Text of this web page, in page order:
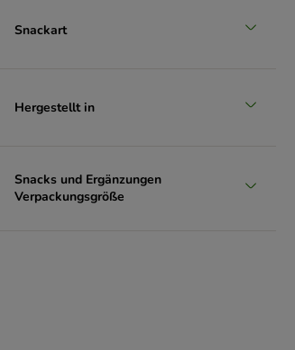
Snackart
Hergestellt in
Snacks und Ergänzungen
Verpackungsgröße